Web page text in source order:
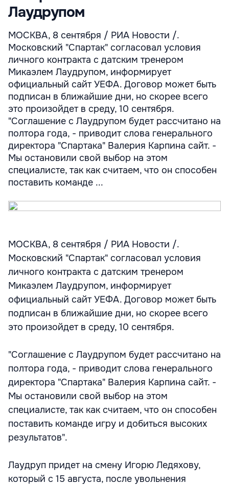
Лаудрупом
МОСКВА, 8 сентября / РИА Новости /.
Московский "Спартак" согласовал условия
личного контракта с датским тренером
Микаэлем Лаудрупом, информирует
официальный сайт УЕФА. Договор может быть
подписан в ближайшие дни, но скорее всего
это произойдет в среду, 10 сентября.
"Соглашение с Лаудрупом будет рассчитано на
полтора года, - приводит слова генерального
директора "Спартака" Валерия Карпина сайт. -
Мы остановили свой выбор на этом
специалисте, так как считаем, что он способен
поставить команде ...
МОСКВА, 8 сентября / РИА Новости /.
Московский "Спартак" согласовал условия
личного контракта с датским тренером
Микаэлем Лаудрупом, информирует
официальный сайт УЕФА. Договор может быть
подписан в ближайшие дни, но скорее всего
это произойдет в среду, 10 сентября.
"Соглашение с Лаудрупом будет рассчитано на
полтора года, - приводит слова генерального
директора "Спартака" Валерия Карпина сайт. -
Мы остановили свой выбор на этом
специалисте, так как считаем, что он способен
поставить команде игру и добиться высоких
результатов".
Лаудруп придет на смену Игорю Ледяхову,
который с 15 августа, после увольнения